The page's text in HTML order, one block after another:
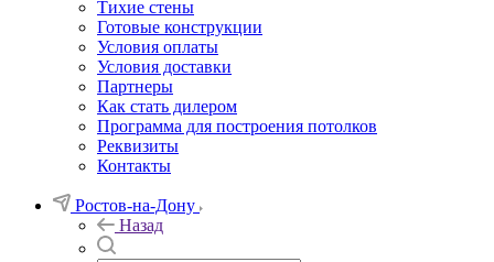
Тихие стены
Готовые конструкции
Условия оплаты
Условия доставки
Партнеры
Как стать дилером
Программа для построения потолков
Реквизиты
Контакты
Ростов-на-Дону
Назад